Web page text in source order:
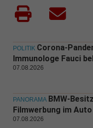
POLITIK Corona-
Immunologe Fauci
07.08.2026
PANORAMA BMW-
Filmwerbung im Auto
07.08.2026